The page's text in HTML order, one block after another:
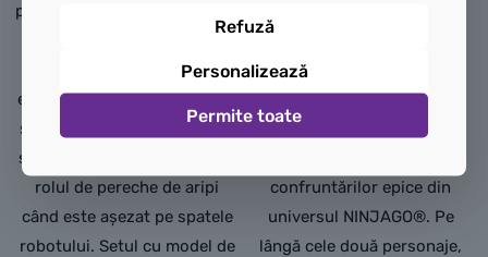
picioarele, brațele și umerii și
include un cockpit pentru o
minifigurină. De asemenea,
este înarmat cu o sabie mare
și, pentru prima dată, are un
scut mare care poate avea și
rolul de pereche de aripi
când este așezat pe spatele
robotului. Setul cu model de
și curajosul
confruntărilor epice din
universul NINJAGO®. Pe
lângă cele două personaje,
Refuză
Personalizează
Permite toate